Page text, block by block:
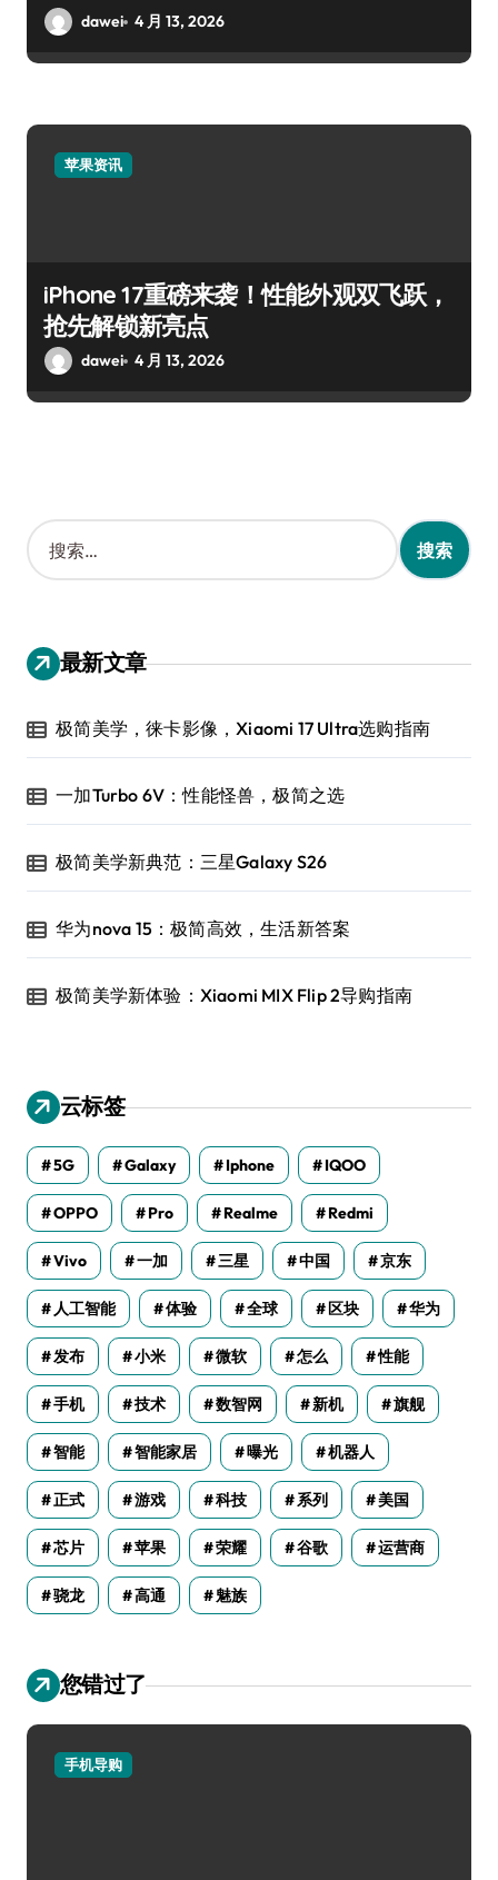
dawei 4 月 13, 2026
苹果资讯
iPhone 17重磅来袭！性能外观双飞跃，
抢先解锁新亮点
dawei 4 月 13, 2026
搜
索
：
最新文章
极简美学，徕卡影像，Xiaomi 17 Ultra选购指南
一加Turbo 6V：性能怪兽，极简之选
极简美学新典范：三星Galaxy S26
华为nova 15：极简高效，生活新答案
极简美学新体验：Xiaomi MIX Flip 2导购指南
云标签
5G Galaxy Iphone IQOO
OPPO Pro Realme Redmi
Vivo 一加 三星 中国 京东
人工智能 体验 全球 区块 华为
发布 小米 微软 怎么 性能
手机 技术 数智网 新机 旗舰
智能 智能家居 曝光 机器人
正式 游戏 科技 系列 美国
芯片 苹果 荣耀 谷歌 运营商
骁龙 高通 魅族
您错过了
手机导购